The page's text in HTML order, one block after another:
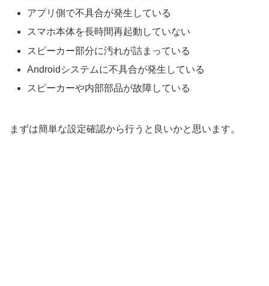
アプリ側で不具合が発生している
スマホ本体を長時間再起動していない
スピーカー部分に汚れが詰まっている
Androidシステムに不具合が発生している
スピーカーや内部部品が故障している
まずは簡単な設定確認から行うと良いかと思います。